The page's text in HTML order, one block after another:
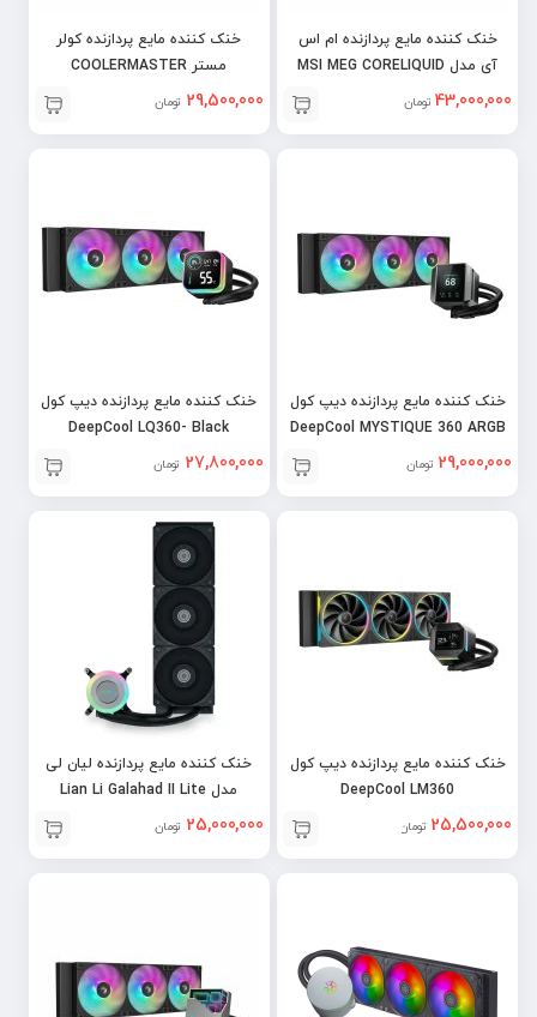
خنک کننده مایع پردازنده ام اس
آی مدل MSI MEG CORELIQUID
43,000,000 تومان
خنک کننده مایع پردازنده کولر
مستر COOLERMASTER
MASTERLIQUID 360 ATMOS II
29,500,000 تومان
خنک کننده مایع پردازنده دیپ کول
DeepCool MYSTIQUE 360 ARGB
29,000,000 تومان
خنک کننده مایع پردازنده دیپ کول
DeepCool LQ360- Black
27,800,000 تومان
خنک کننده مایع پردازنده دیپ کول
DeepCool LM360
25,500,000 تومان
خنک کننده مایع پردازنده لیان لی
مدل Lian Li Galahad II Lite
Performance 36025,000,000 تومان